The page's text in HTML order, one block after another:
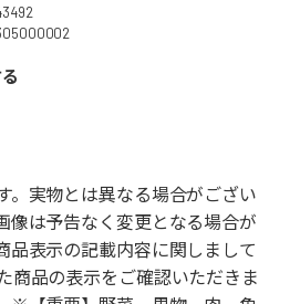
。実物とは異なる場合がござい
像は予告なく変更となる場合が
品表示の記載内容に関しまして
商品の表示をご確認いただきま